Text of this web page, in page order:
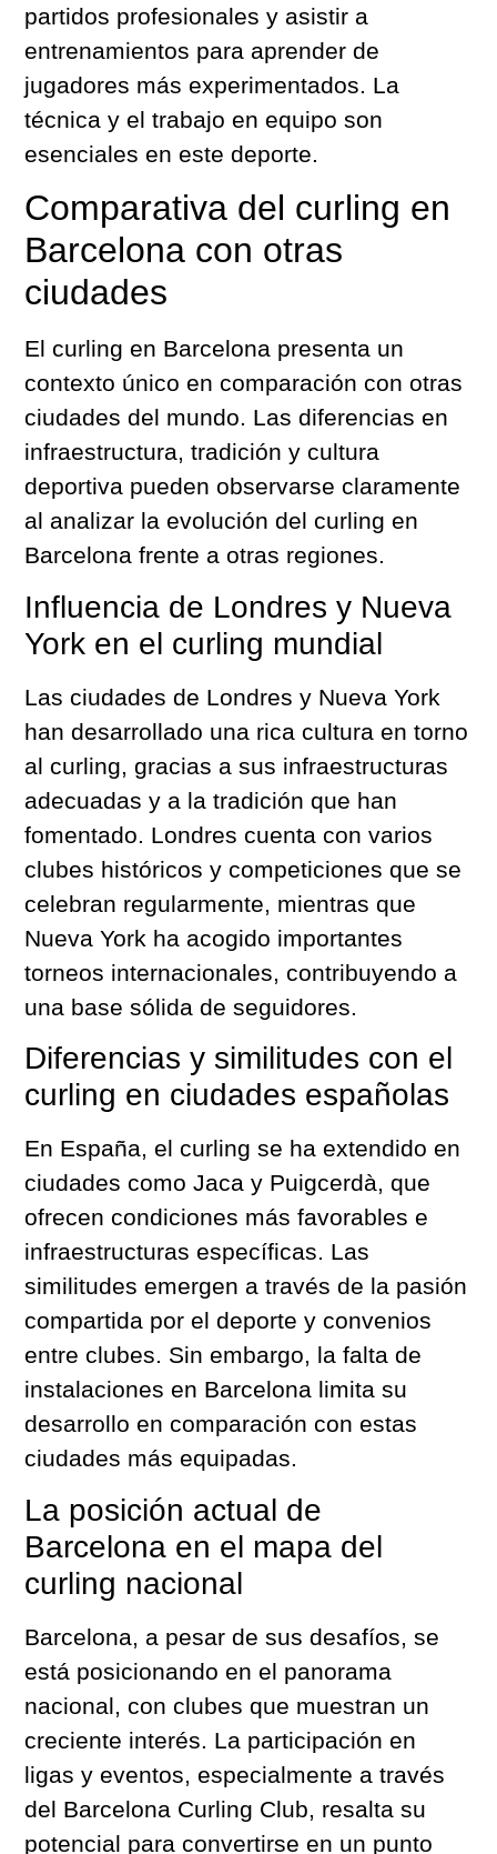
partidos profesionales y asistir a
entrenamientos para aprender de
jugadores más experimentados. La
técnica y el trabajo en equipo son
esenciales en este deporte.
Comparativa del curling en
Barcelona con otras
ciudades
El curling en Barcelona presenta un
contexto único en comparación con otras
ciudades del mundo. Las diferencias en
infraestructura, tradición y cultura
deportiva pueden observarse claramente
al analizar la evolución del curling en
Barcelona frente a otras regiones.
Influencia de Londres y Nueva
York en el curling mundial
Las ciudades de Londres y Nueva York
han desarrollado una rica cultura en torno
al curling, gracias a sus infraestructuras
adecuadas y a la tradición que han
fomentado. Londres cuenta con varios
clubes históricos y competiciones que se
celebran regularmente, mientras que
Nueva York ha acogido importantes
torneos internacionales, contribuyendo a
una base sólida de seguidores.
Diferencias y similitudes con el
curling en ciudades españolas
En España, el curling se ha extendido en
ciudades como Jaca y Puigcerdà, que
ofrecen condiciones más favorables e
infraestructuras específicas. Las
similitudes emergen a través de la pasión
compartida por el deporte y convenios
entre clubes. Sin embargo, la falta de
instalaciones en Barcelona limita su
desarrollo en comparación con estas
ciudades más equipadas.
La posición actual de
Barcelona en el mapa del
curling nacional
Barcelona, a pesar de sus desafíos, se
está posicionando en el panorama
nacional, con clubes que muestran un
creciente interés. La participación en
ligas y eventos, especialmente a través
del Barcelona Curling Club, resalta su
potencial para convertirse en un punto